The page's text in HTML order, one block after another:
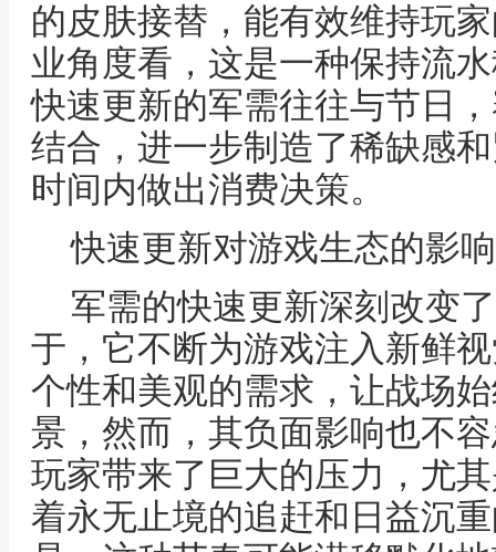
的皮肤接替，能有效维持玩
业角度看，这是一种保持流
快速更新的军需往往与节日
结合，进一步制造了稀缺感
时间内做出消费决策。
快速更新对游戏生态的影响
军需的快速更新深刻改变
于，它不断为游戏注入新鲜
个性和美观的需求，让战场
景，然而，其负面影响也不
玩家带来了巨大的压力，尤
着永无止境的追赶和日益沉